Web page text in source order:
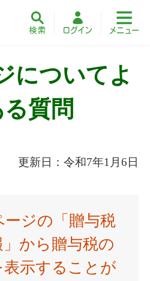
についてよ
る質問
更新日：令和7年1月6日
ジの「贈与税
」から贈与税の
表示することが